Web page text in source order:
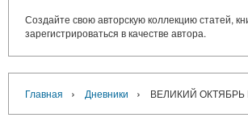
Создайте свою авторскую коллекцию статей,
зарегистрироваться в качестве автора.
Главная › Дневники › ВЕЛИКИЙ